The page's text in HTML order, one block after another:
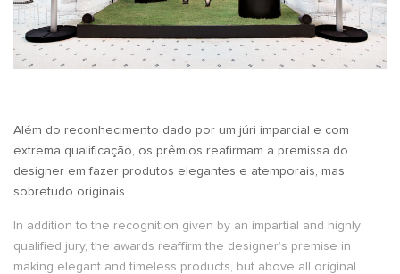
Além do reconhecimento dado por um júri imparcial e com
extrema qualificação, os prêmios reafirmam a premissa do
designer em fazer produtos elegantes e atemporais, mas
sobretudo originais.
In addition to the recognition given by an impartial and highly
qualified jury, the awards reaffirm the designer’s premise in
making elegant and timeless products, but above all original